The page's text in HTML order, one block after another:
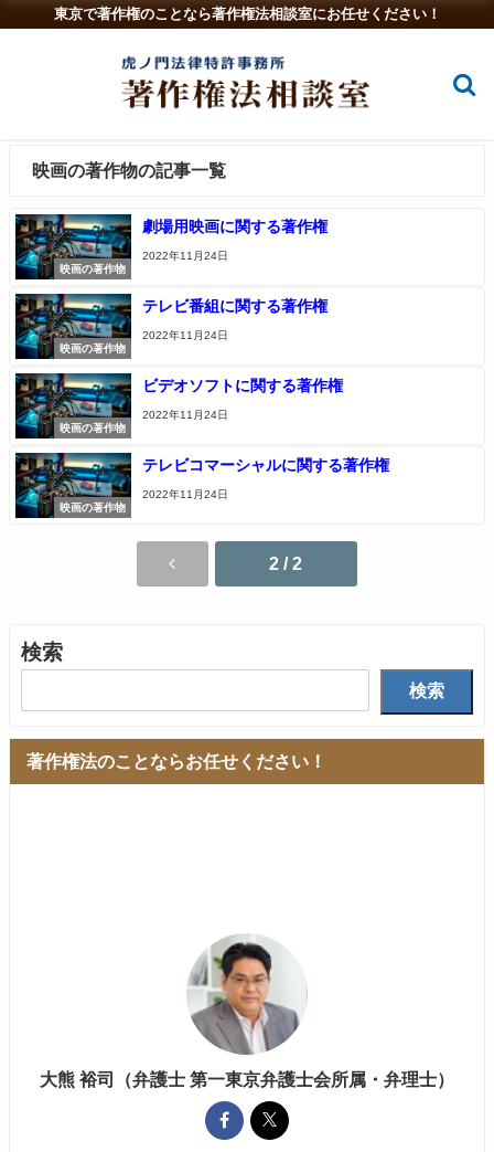
東京で著作権のことなら著作権法相談室にお任せください！
映画の著作物の記事一覧
映画の著作物
劇場用映画に関する著作権
2022年11月24日
映画の著作物
テレビ番組に関する著作権
2022年11月24日
映画の著作物
ビデオソフトに関する著作権
2022年11月24日
映画の著作物
テレビコマーシャルに関する著作権
2022年11月24日
2 / 2
検索
検索
著作権法のことならお任せください！
大熊 裕司（弁護士 第一東京弁護士会所属・弁理士）